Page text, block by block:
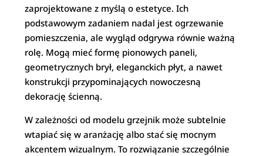
zaprojektowane z myślą o estetyce. Ich
podstawowym zadaniem nadal jest ogrzewanie
pomieszczenia, ale wygląd odgrywa równie ważną
rolę. Mogą mieć formę pionowych paneli,
geometrycznych brył, eleganckich płyt, a nawet
konstrukcji przypominających nowoczesną
dekorację ścienną.
W zależności od modelu grzejnik może subtelnie
wtapiać się w aranżację albo stać się mocnym
akcentem wizualnym. To rozwiązanie szczególnie